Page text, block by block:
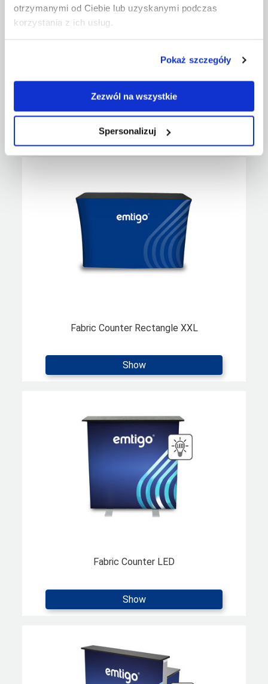
otrzymanymi od Ciebie lub uzyskanymi podczas
korzystania z ich usług.
Pokaż szczegóły
Zezwól na wszystkie
Spersonalizuj
FABRIC COUNTER OVAL – AUTOMATIC LED
Show
Fabric Counter Rectangle XXL
Show
Fabric Counter LED
Show